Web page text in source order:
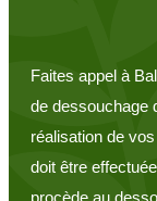
Faites appel à
de dessouchage
réalisation de
doit être
procède au